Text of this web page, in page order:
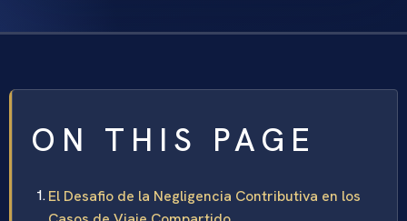
ON THIS PAGE
El Desafio de la Negligencia Contributiva en los